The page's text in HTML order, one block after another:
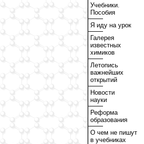
Учебники.
Пособия
Я иду на урок
Галерея
известных
химиков
Летопись
важнейших
открытий
Новости
науки
Реформа
образования
О чем не пишут
в учебниках